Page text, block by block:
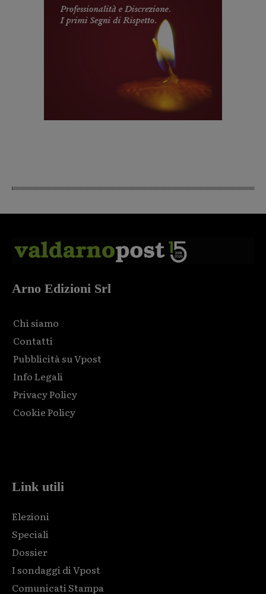
Arno Edizioni Srl
Chi siamo
Contatti
Pubblicità su Vpost
Info Legali
Privacy Policy
Cookie Policy
Link utili
Elezioni
Speciali
Dossier
I sondaggi di Vpost
Comunicati Stampa